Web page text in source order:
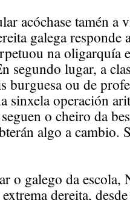
acóchase tamén a
galega responde
na oligarquía
segundo lugar, a
burguesa ou de
sinxela operación
o cheiro da
algo a cambio.
o galego da escola,
dereita,